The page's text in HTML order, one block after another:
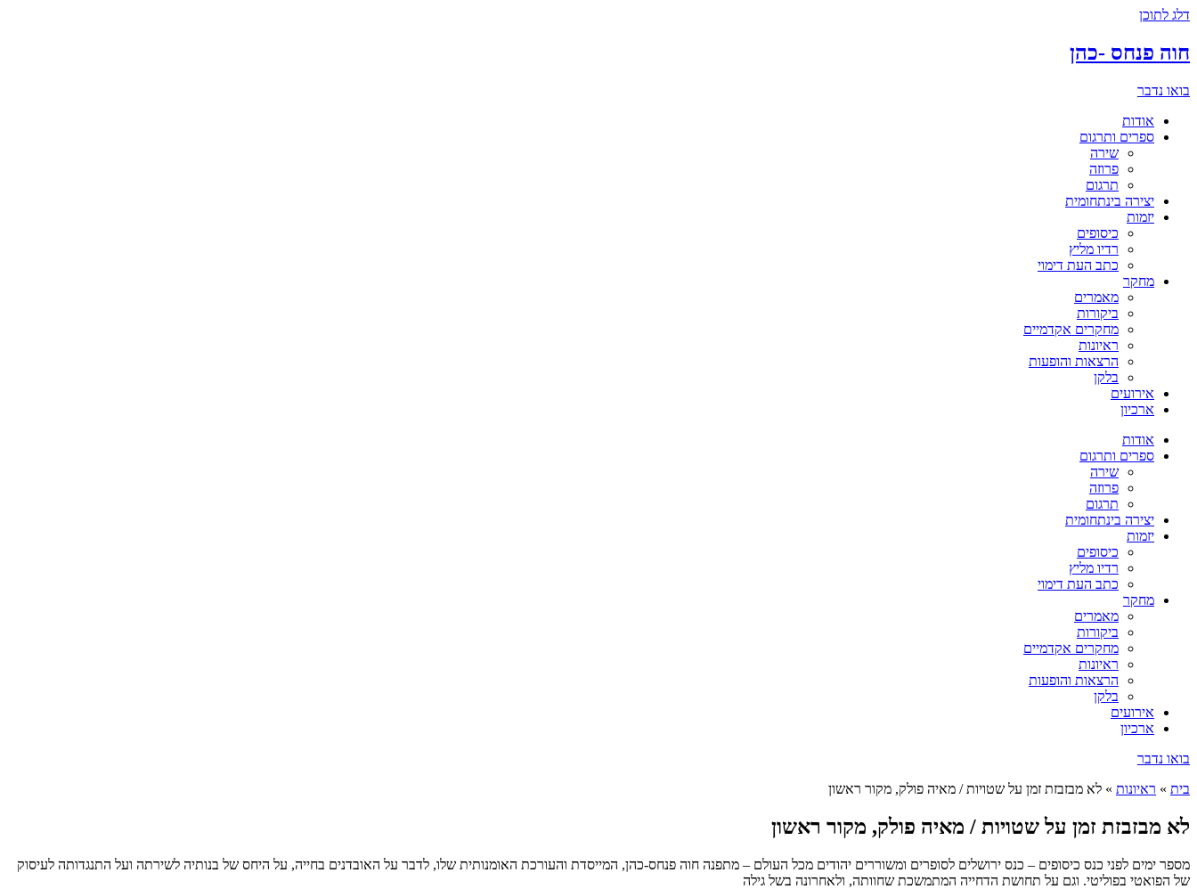
דלג לתוכן
חוה פנחס -כהן
בואו נדבר
אודות
ספרים ותרגום
שירה
פרוזה
תרגום
יצירה בינתחומית
יזמות
כיסופים
רדיו מליץ
כתב העת דימוי
מחקר
מאמרים
ביקורות
מחקרים אקדמיים
ראיונות
הרצאות והופעות
בלקן
אירועים
ארכיון
אודות
ספרים ותרגום
שירה
פרוזה
תרגום
יצירה בינתחומית
יזמות
כיסופים
רדיו מליץ
כתב העת דימוי
מחקר
מאמרים
ביקורות
מחקרים אקדמיים
ראיונות
הרצאות והופעות
בלקן
אירועים
ארכיון
בואו נדבר
בית » ראיונות » לא מבזבזת זמן על שטויות / מאיה פולק, מקור ראשון
לא מבזבזת זמן על שטויות / מאיה פולק, מקור ראשון
מספר ימים לפני כנס כיסופים – כנס ירושלים לסופרים ומשוררים יהודים מכל העולם – מתפנה חוה פנחס-כהן, המייסדת והעורכת האומנותית שלו, לדבר על האובדנים בחייה, על היחס של בנותיה לשירתה ועל התנגדותה לעיסוק
של הפואטי בפוליטי. וגם על תחושת הדחייה המתמשכת שחוותה, ולאחרונה בשל גילה